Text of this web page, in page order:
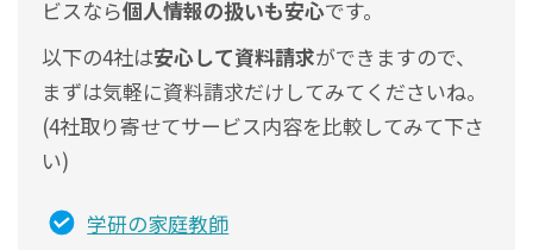
ビスなら個人情報の扱いも安心です。
以下の4社は安心して資料請求ができますので、
まずは気軽に資料請求だけしてみてくださいね。
(4社取り寄せてサービス内容を比較してみて下さ
い)
学研の家庭教師